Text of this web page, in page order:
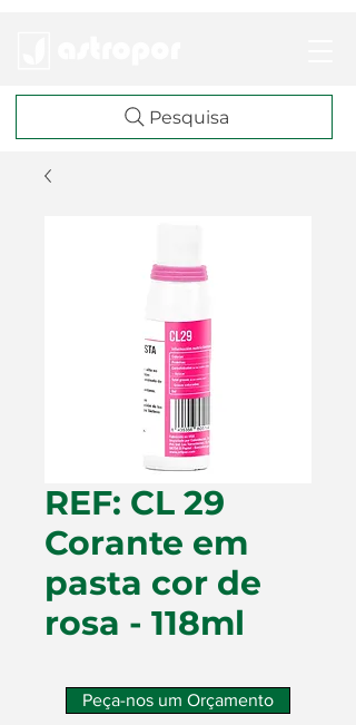
Pesquisa
REF: CL 29
Corante em
pasta cor de
rosa - 118ml
Peça-nos um Orçamento